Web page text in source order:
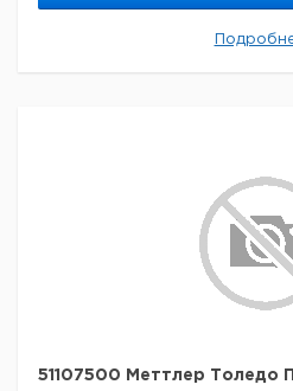
51107500 Меттлер Толедо